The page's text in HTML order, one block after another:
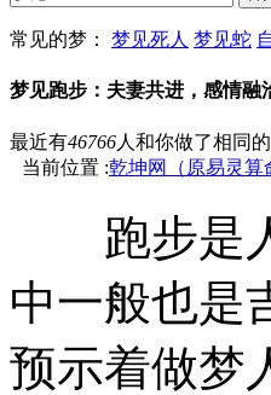
常见的梦： 梦见死人 梦见蛇
梦见跑步：夫妻共进，感情融
最近有46766人和你做了相同
当前位置 :乾坤网（原易灵算
跑步是人
中一般也是
预示着做梦